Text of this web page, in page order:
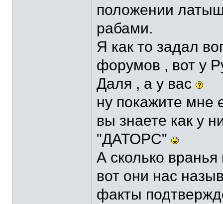
положении
рабами.
Я как то задал
форумов , вот у
Даля , а у вас
ну покажите мне
вы знаете как у
"ДАТОРС"
А сколько
вот они нас
факты